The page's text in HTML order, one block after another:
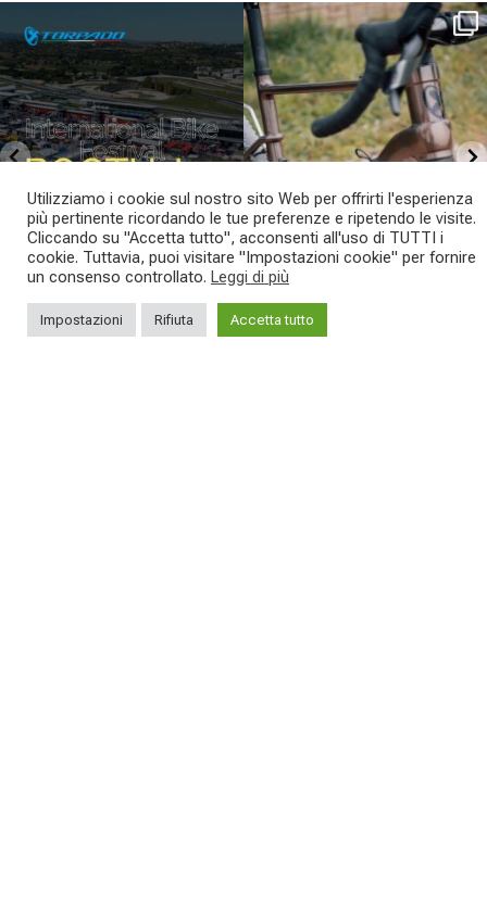
IBF sta per...
17 1
Kepler R è la gravel pensata per affrontare
lunghe...
27 0
Utilizziamo i cookie sul nostro sito Web per offrirti l'esperienza
più pertinente ricordando le tue preferenze e ripetendo le visite.
Cliccando su "Accetta tutto", acconsenti all'uso di TUTTI i
cookie. Tuttavia, puoi visitare "Impostazioni cookie" per fornire
un consenso controllato. Leggi di più
Impostazioni Rifiuta Accetta tutto